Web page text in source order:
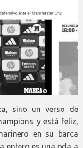
sino un verso de
y está feliz,
en su barca
entero es una oda a